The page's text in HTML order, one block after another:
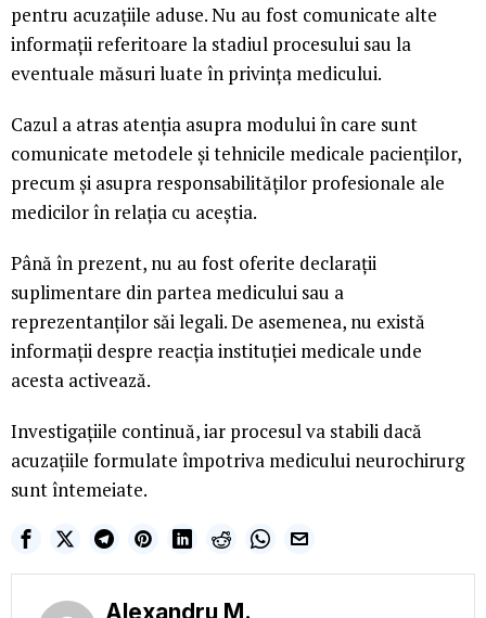
pentru acuzațiile aduse. Nu au fost comunicate alte
informații referitoare la stadiul procesului sau la
eventuale măsuri luate în privința medicului.
Cazul a atras atenția asupra modului în care sunt
comunicate metodele și tehnicile medicale pacienților,
precum și asupra responsabilităților profesionale ale
medicilor în relația cu aceștia.
Până în prezent, nu au fost oferite declarații
suplimentare din partea medicului sau a
reprezentanților săi legali. De asemenea, nu există
informații despre reacția instituției medicale unde
acesta activează.
Investigațiile continuă, iar procesul va stabili dacă
acuzațiile formulate împotriva medicului neurochirurg
sunt întemeiate.
Alexandru M.